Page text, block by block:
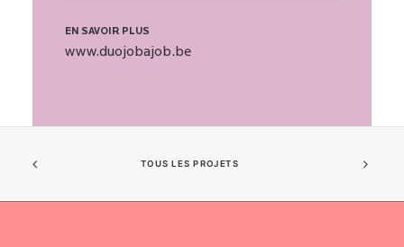
EN SAVOIR PLUS
www.duojobajob.be
TOUS LES PROJETS